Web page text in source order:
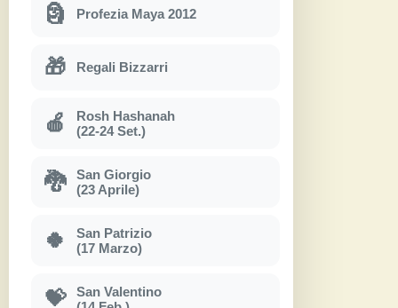
🗿 Profezia Maya 2012
🎁 Regali Bizzarri
🍎
Rosh Hashanah
(22-24 Set.)
🐉
San Giorgio
(23 Aprile)
🍀
San Patrizio
(17 Marzo)
💝
San Valentino